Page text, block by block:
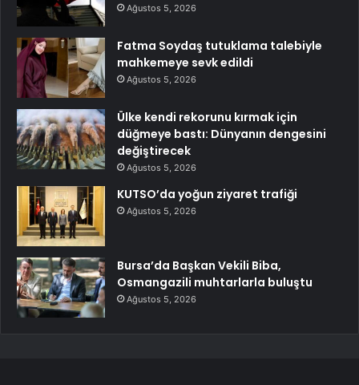
Ağustos 5, 2026
Fatma Soydaş tutuklama talebiyle
mahkemeye sevk edildi
Ağustos 5, 2026
Ülke kendi rekorunu kırmak için
düğmeye bastı: Dünyanın dengesini
değiştirecek
Ağustos 5, 2026
KUTSO’da yoğun ziyaret trafiği
Ağustos 5, 2026
Bursa’da Başkan Vekili Biba,
Osmangazili muhtarlarla buluştu
Ağustos 5, 2026